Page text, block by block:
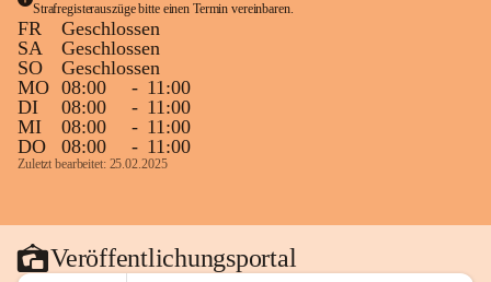
Strafregisterauszüge bitte einen Termin vereinbaren.
FR
Geschlossen
SA
Geschlossen
SO
Geschlossen
MO 08:00 - 11:00
DI
08:00 - 11:00
MI
08:00 - 11:00
DO
08:00 - 11:00
Zuletzt bearbeitet: 25.02.2025
Veröffentlichungsportal